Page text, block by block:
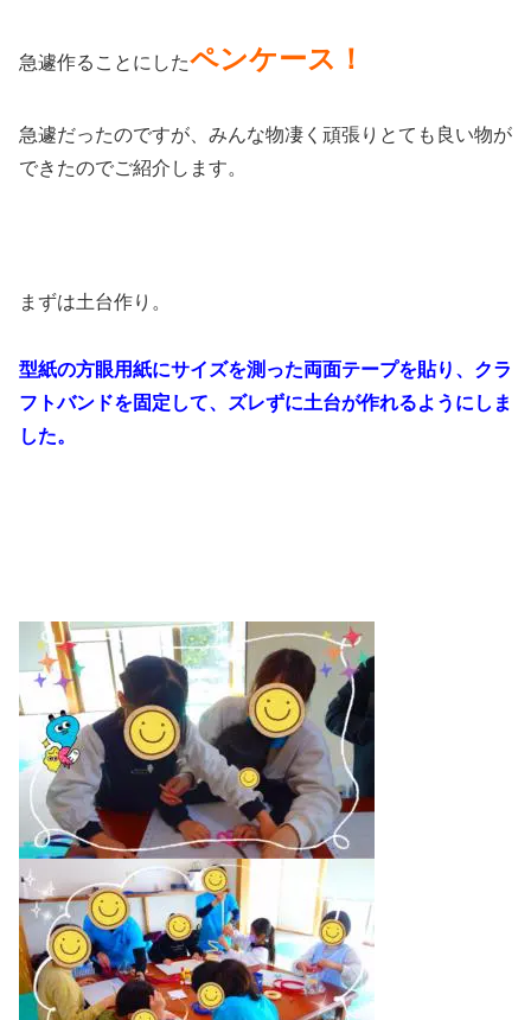
急遽作ることにしたペンケース！
急遽だったのですが、みんな物凄く頑張りとても良い物が
できたのでご紹介します。
まずは土台作り。
型紙の方眼用紙にサイズを測った両面テープを貼り、クラ
フトバンドを固定して、ズレずに土台が作れるようにしま
した。